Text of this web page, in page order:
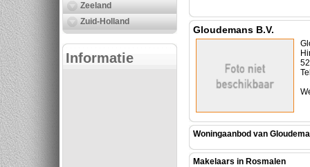
Zeeland
Zuid-Holland
Informatie
Gloudemans B.V.
Woningaanbod van
Makelaars in Rosmalen